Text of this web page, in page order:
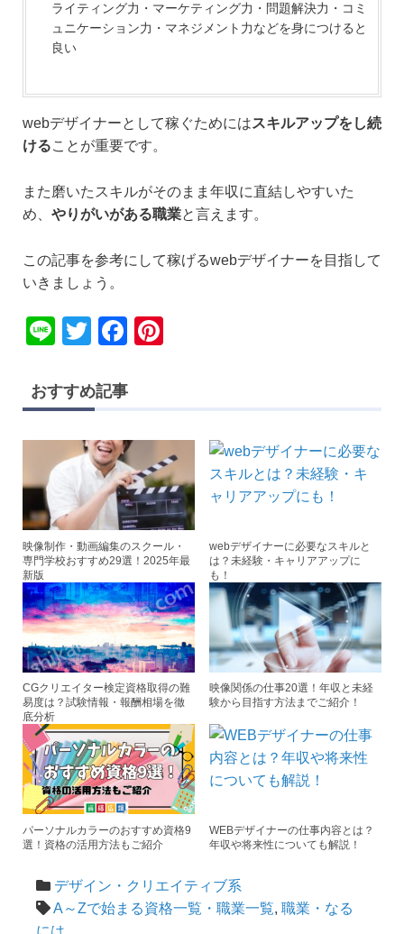
ライティング力・マーケティング力・問題解決力・コミ
ュニケーション力・マネジメント力などを身につけると
良い
webデザイナーとして稼ぐためにはスキルアップをし続
けることが重要です。
また磨いたスキルがそのまま年収に直結しやすいた
め、 やりがいがある職業と言えます。
この記事を参考にして稼げるwebデザイナーを目指して
いきましょう。
Li
e
T
tt
er
F
c
b
o
o
k
st
おすすめ記事
映像制作・動画編集のスクール・
専門学校おすすめ29選！2025年最
新版
webデザイナーに必要なスキルと
は？未経験・キャリアアップに
も！
CGクリエイター検定資格取得の難
易度は？試験情報・報酬相場を徹
底分析
映像関係の仕事20選！年収と未経
験から目指す方法までご紹介！
パーソナルカラーのおすすめ資格9
選！資格の活用方法もご紹介
WEBデザイナーの仕事内容とは？
年収や将来性についても解説！
デザイン・クリエイティブ系
A～Zで始まる資格一覧・職業一覧, 職業・なる
には